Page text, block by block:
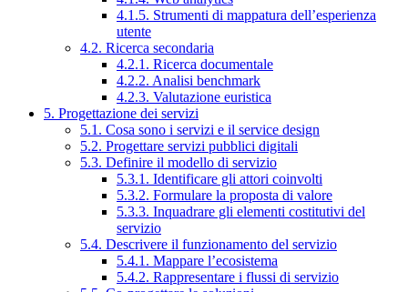
4.1.5. Strumenti di mappatura dell’esperienza
utente
4.2. Ricerca secondaria
4.2.1. Ricerca documentale
4.2.2. Analisi benchmark
4.2.3. Valutazione euristica
5. Progettazione dei servizi
5.1. Cosa sono i servizi e il service design
5.2. Progettare servizi pubblici digitali
5.3. Definire il modello di servizio
5.3.1. Identificare gli attori coinvolti
5.3.2. Formulare la proposta di valore
5.3.3. Inquadrare gli elementi costitutivi del
servizio
5.4. Descrivere il funzionamento del servizio
5.4.1. Mappare l’ecosistema
5.4.2. Rappresentare i flussi di servizio